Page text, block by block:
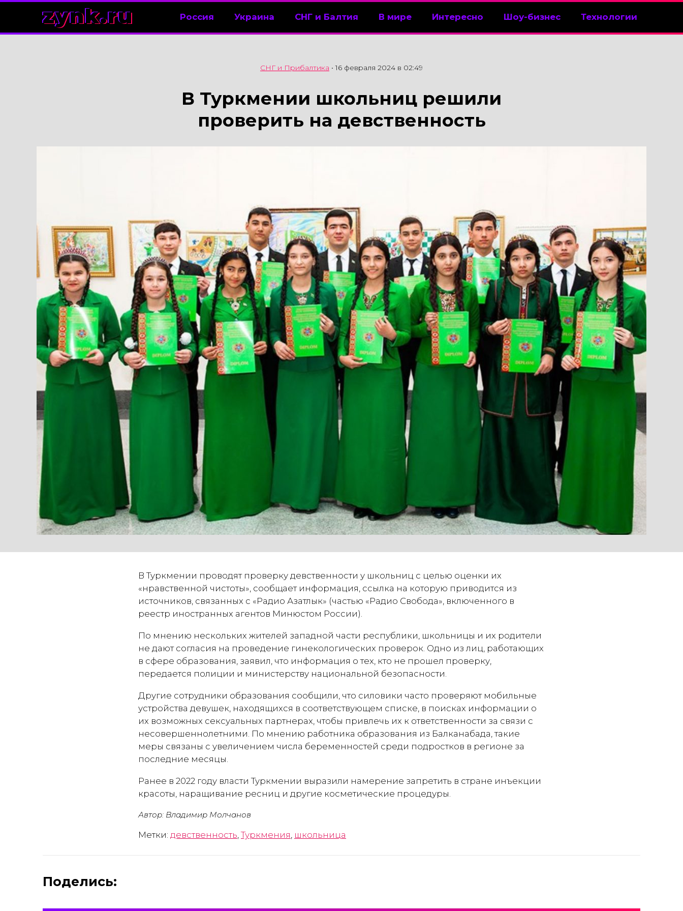
zynk.ru Россия Украина СНГ и Балтия В мире Интересно Шоу-бизнес Технологии
СНГ и Прибалтика •16 февраля 2024 в 02:49
В Туркмении школьниц решили
проверить на девственность
В Туркмении проводят проверку девственности у школьниц с целью оценки их
«нравственной чистоты», сообщает информация, ссылка на которую приводится из
источников, связанных с «Радио Азатлык» (частью «Радио Свобода», включенного в
реестр иностранных агентов Минюстом России).
По мнению нескольких жителей западной части республики, школьницы и их родители
не дают согласия на проведение гинекологических проверок. Одно из лиц, работающих
в сфере образования, заявил, что информация о тех, кто не прошел проверку,
передается полиции и министерству национальной безопасности.
Другие сотрудники образования сообщили, что силовики часто проверяют мобильные
устройства девушек, находящихся в соответствующем списке, в поисках информации о
их возможных сексуальных партнерах, чтобы привлечь их к ответственности за связи с
несовершеннолетними. По мнению работника образования из Балканабада, такие
меры связаны с увеличением числа беременностей среди подростков в регионе за
последние месяцы.
Ранее в 2022 году власти Туркмении выразили намерение запретить в стране инъекции
красоты, наращивание ресниц и другие косметические процедуры.
Автор: Владимир Молчанов
Метки: девственность,Туркмения, школьница
Поделись: